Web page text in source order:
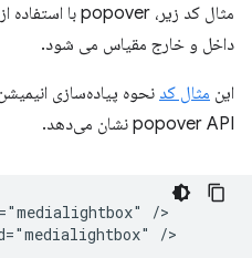
مثال کد زیر، popover با استفاده از
داخل و خارج مقیاس می شود.
این مثال کد نحوه پیاده‌سازی
popover API نشان می‌دهد.
/>